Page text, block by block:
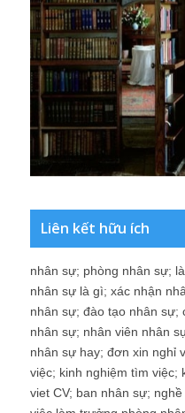
Liên kết hữu ích
nhân sự; phòng nhân sự;
nhân sự là gì; xác nhận
nhân sự; đào tạo nhân sự;
nhân sự; nhân viên nhân
nhân sự hay; đơn xin nghỉ
việc; kinh nghiệm tìm việc;
viet CV; ban nhân sự;